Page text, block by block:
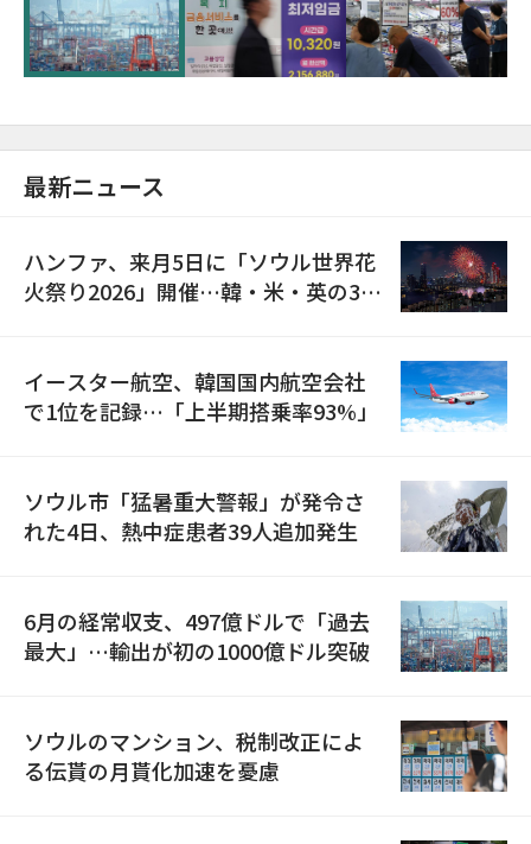
が初の1000億ドル突破
最新ニュース
ハンファ、来月5日に「ソウル世界花
火祭り2026」開催…韓・米・英の3カ
イースター航空、韓国国内航空会社
で1位を記録…「上半期搭乗率93%」
ソウル市「猛暑重大警報」が発令さ
れた4日、熱中症患者39人追加発生
6月の経常収支、497億ドルで「過去
最大」…輸出が初の1000億ドル突破
ソウルのマンション、税制改正によ
る伝貰の月貰化加速を憂慮